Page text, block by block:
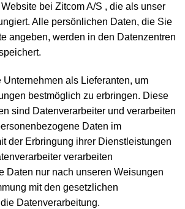
bei Zitcom A/S , die als unser
Alle persönlichen Daten, die Sie
angeben, werden in den Datenzentren
Unternehmen als Lieferanten, um
bestmöglich zu erbringen. Diese
sind Datenverarbeiter und verarbeiten
Daten im
der Erbringung ihrer Dienstleistungen
verarbeiten
Daten nur nach unseren Weisungen
mit den gesetzlichen
Datenverarbeitung.